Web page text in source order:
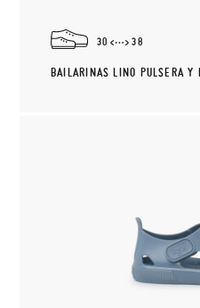
30 38
BAILARINAS LINO PULSERA Y